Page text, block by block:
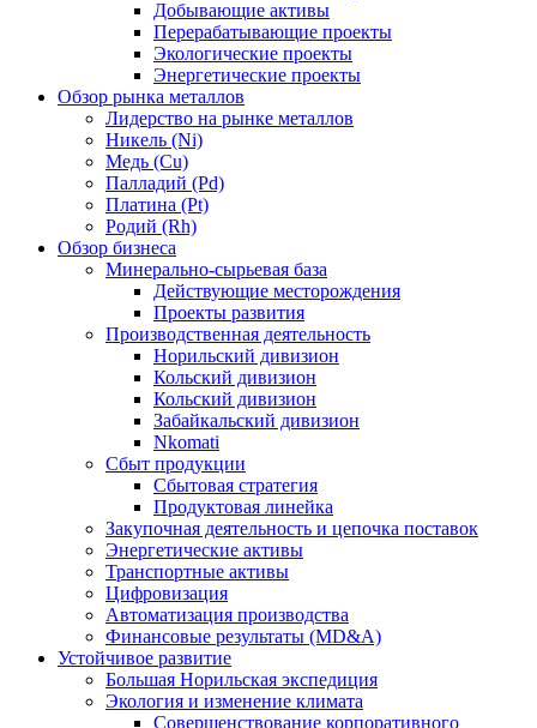
Добывающие активы
Перерабатывающие проекты
Экологические проекты
Энергетические проекты
Обзор рынка металлов
Лидерство на рынке металлов
Никель (Ni)
Медь (Cu)
Палладий (Pd)
Платина (Pt)
Родий (Rh)
Обзор бизнеса
Минерально-сырьевая база
Действующие месторождения
Проекты развития
Производственная деятельность
Норильский дивизион
Кольский дивизион
Кольский дивизион
Забайкальский дивизион
Nkomati
Сбыт продукции
Сбытовая стратегия
Продуктовая линейка
Закупочная деятельность и цепочка поставок
Энергетические активы
Транспортные активы
Цифровизация
Автоматизация производства
Финансовые результаты (MD&A)
Устойчивое развитие
Большая Норильская экспедиция
Экология и изменение климата
Совершенствование корпоративного